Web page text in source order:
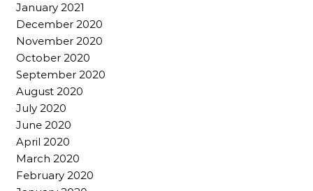
January 2021
December 2020
November 2020
October 2020
September 2020
August 2020
July 2020
June 2020
April 2020
March 2020
February 2020